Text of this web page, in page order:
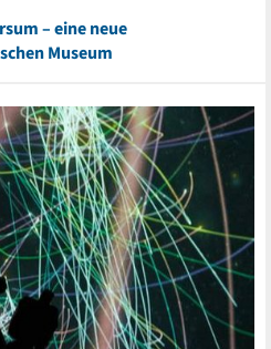
– eine neue
Museum